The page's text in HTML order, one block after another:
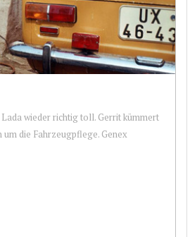
wieder richtig toll. Gerrit kümmert
um die Fahrzeugpflege. Genex